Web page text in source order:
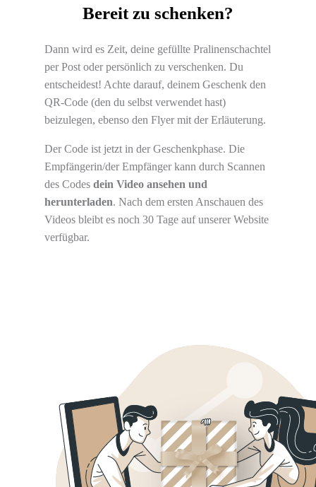
Bereit zu schenken?
Dann wird es Zeit, deine gefüllte Pralinenschachtel
per Post oder persönlich zu verschenken. Du
entscheidest! Achte darauf, deinem Geschenk den
QR-Code (den du selbst verwendet hast)
beizulegen, ebenso den Flyer mit der Erläuterung.
Der Code ist jetzt in der Geschenkphase. Die
Empfängerin/der Empfänger kann durch Scannen
des Codes dein Video ansehen und
herunterladen. Nach dem ersten Anschauen des
Videos bleibt es noch 30 Tage auf unserer Website
verfügbar.